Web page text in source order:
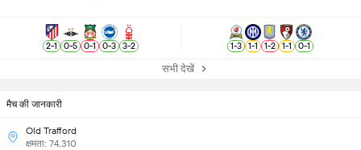
मैच की जानकारी
Old Trafford
क्षमता: 74,310
2-1 0-5 0-1 0-3 3-2 1-3 1-1 1-2 1-1 0-1
सभी देखें